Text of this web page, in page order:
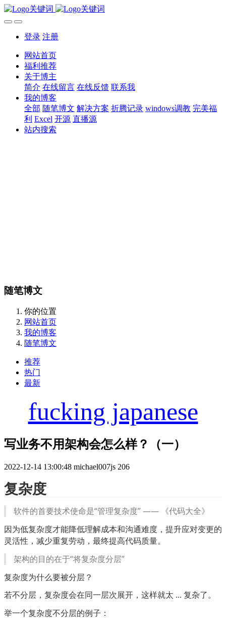
登录 注册
网站首页
福利推荐
关于博主
简介 在线留言 在线反馈 联系我
我的博客
全部 随笔博文 解决方案 折腾记录 windows调教 完美福
利 Excel 开源 直播源
站内搜索
随笔博文
你的位置
网站首页
我的博客
随笔博文
推荐
热门
最新
fucking japanese
写业务不用架构会怎么样？（一）
2022-12-14 13:00:48 michael007js 206
复杂度
软件的首要技术使命是“管理复杂度” —— 《代码大全》
因为低复杂度才能降低理解成本和沟通难度，提升应对变更的
灵活性，减少重复劳动，最终提高代码质量。
架构的目的在于“将复杂度分层”
复杂度为什么要被分层？
若不分层，复杂度会在同一层次展开，这样就太 ... 复杂了。
举一个复杂度不分层的例子：